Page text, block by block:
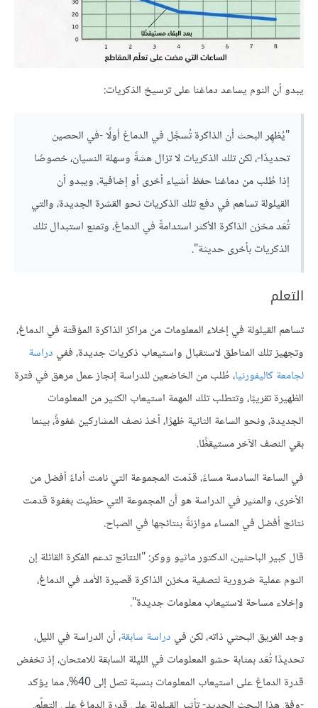
يبدو أن النوم يساعد دماغنا على ترسيخ الذكريات:
"يُظهِر البحث أن الذاكرة تُسجَّل في الدماغ أولًا -في الحصين
تحديدًا-، لكن تلك الذكريات لا تزال هشةً وسهلة النسيان، خصوصًا
إذا طُلب من دماغنا حفظ أشياء أخرى أو إضافية. ويبدو أن
القيلولة تساهم في دفع تلك الذكريات نحو القشرة الجديدة، والتي
تُعَد مخزن الذاكرة الأكثر استدامةً في الدماغ، وتمنع استبدال تلك
الذكريات بأخرى حديثة".
التعلم
تساهم القيلولة في إخلاء المعلومات من مراكز الذاكرة المؤقتة في الدماغ،
وتجهيز تلك المناطق لاستقبال واستيعاب ذكريات جديدة، ففي دراسة
لجامعة كاليفورنيا، طُلب من الخاضعين للدراسة إنجاز عمل مرهق في فترة
الظهيرة تقريبًا، وتتطلب تلك المهمة استيعاب الكثير من المعلومات
الجديدة، ونحو الساعة الثانية ظهرًا، أخذ نصف المشاركين غفوةً، بينما
بقي النصف الآخر مستيقظًا.
في الساعة السادسة مساءً، قدّمت المجموعة التي نامت أداءً أفضل من
الأخرى، والمثير في الدراسة هو أن المجموعة التي حظيت بغفوة قدمت
نتائج أفضل في المساء موازنةً بنتائجها في الصباح.
قال كبير الباحثين، الدكتور ماثيو ووكر: "النتائج تدعم الفكرة القائلة إن
النوم عملية ضرورية لتصفية مخزن الذاكرة قصيرة الأمد في الدماغ،
وإخلاء مساحة لاستيعاب معلومات جديدة".
وجد الفريق البحثي ذاته، لكن في دراسة سابقة، أن الدراسة في الليل،
تحديدًا تُعَد بمثابة حشو المعلومات في الليلة السابقة للامتحان، إذ تخفض
قدرة الدماغ على استيعاب المعلومات بنسبة تصل إلى 40%، مما يؤكد